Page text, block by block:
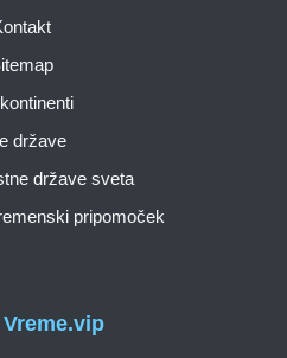
države
države sveta
pripomoček